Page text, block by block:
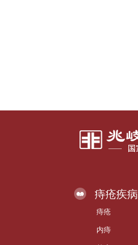
痔疮疾病
痔疮
内痔